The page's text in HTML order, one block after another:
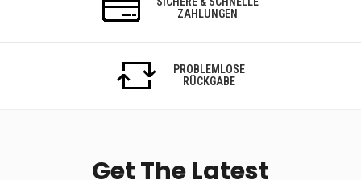
ZAHLUNGEN
PROBLEMLOSE
RÜCKGABE
Get The Latest